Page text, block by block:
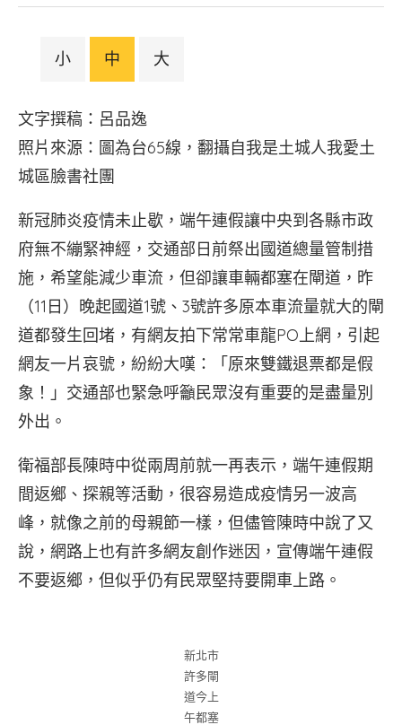
小 中 大
文字撰稿：呂品逸
照片來源：圖為台65線，翻攝自我是土城人我愛土
城區臉書社團
新冠肺炎疫情未止歇，端午連假讓中央到各縣市政
府無不繃緊神經，交通部日前祭出國道總量管制措
施，希望能減少車流，但卻讓車輛都塞在閘道，昨
（11日）晚起國道1號、3號許多原本車流量就大的閘
道都發生回堵，有網友拍下常常車龍PO上網，引起
網友一片哀號，紛紛大嘆：「原來雙鐵退票都是假
象！」交通部也緊急呼籲民眾沒有重要的是盡量別
外出。
衛福部長陳時中從兩周前就一再表示，端午連假期
間返鄉、探親等活動，很容易造成疫情另一波高
峰，就像之前的母親節一樣，但儘管陳時中說了又
說，網路上也有許多網友創作迷因，宣傳端午連假
不要返鄉，但似乎仍有民眾堅持要開車上路。
新北市
許多閘
道今上
午都塞